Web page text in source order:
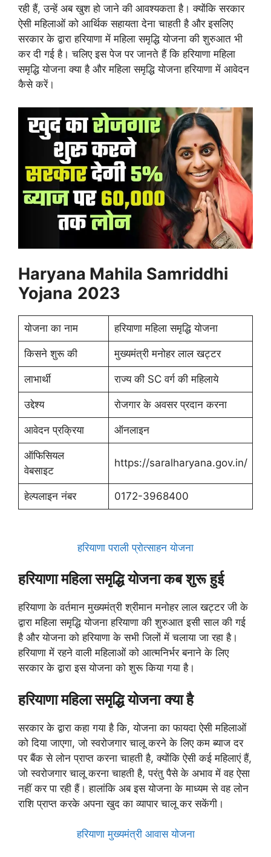
रही हैं, उन्हें अब खुश हो जाने की आवश्यकता है। क्योंकि सरकार
ऐसी महिलाओं को आर्थिक सहायता देना चाहती है और इसलिए
सरकार के द्वारा हरियाणा में महिला समृद्धि योजना की शुरुआत भी
कर दी गई है। चलिए इस पेज पर जानते हैं कि हरियाणा महिला
समृद्धि योजना क्या है और महिला समृद्धि योजना हरियाणा में आवेदन
कैसे करें।
Haryana Mahila Samriddhi
Yojana 2023
योजना का नाम हरियाणा महिला समृद्धि योजना
किसने शुरू की मुख्यमंत्री मनोहर लाल खट्टर
लाभार्थी राज्य की SC वर्ग की महिलाये
उद्देश्य रोजगार के अवसर प्रदान करना
आवेदन प्रक्रिया ऑनलाइन
ऑफिसियल
वेबसाइट
https://saralharyana.gov.in/
हेल्पलाइन नंबर 0172-3968400
हरियाणा पराली प्रोत्साहन योजना
हरियाणा महिला समृद्धि योजना कब शुरू हुई
हरियाणा के वर्तमान मुख्यमंत्री श्रीमान मनोहर लाल खट्टर जी के
द्वारा महिला समृद्धि योजना हरियाणा की शुरुआत इसी साल की गई
है और योजना को हरियाणा के सभी जिलों में चलाया जा रहा है।
हरियाणा में रहने वाली महिलाओं को आत्मनिर्भर बनाने के लिए
सरकार के द्वारा इस योजना को शुरू किया गया है।
हरियाणा महिला समृद्धि योजना क्या है
सरकार के द्वारा कहा गया है कि, योजना का फायदा ऐसी महिलाओं
को दिया जाएगा, जो स्वरोजगार चालू करने के लिए कम ब्याज दर
पर बैंक से लोन प्राप्त करना चाहती है, क्योंकि ऐसी कई महिलाएं हैं,
जो स्वरोजगार चालू करना चाहती है, परंतु पैसे के अभाव में वह ऐसा
नहीं कर पा रही हैं। हालांकि अब इस योजना के माध्यम से वह लोन
राशि प्राप्त करके अपना खुद का व्यापार चालू कर सकेंगी।
हरियाणा मुख्यमंत्री आवास योजना